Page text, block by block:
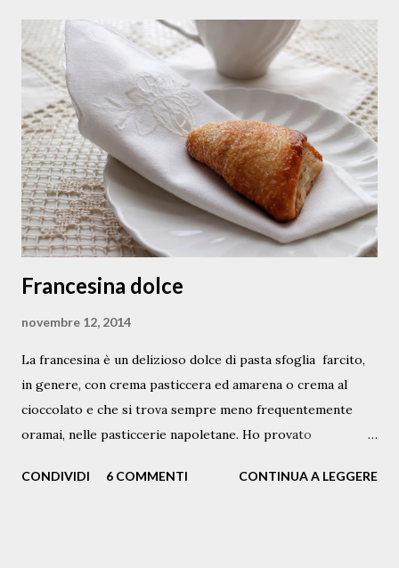
Ingredienti per 4 persone N.1 bottiglia e mezza di passata
di pomodoro 400 g di manzo tagliato a fette ( io chiedo al
mio macellaio Ciro il taglio adatto e disponibile ) N. 1
cipolla (ramata) olio extravergine q.b. vino q.b. Pecorino
Romano a pezzettini mezzo spicchio d’aglio un rametto di
prezzemolo fresco pinoli, una ventina passolini, 10 grammi
pepe nero ...
Francesina dolce
novembre 12, 2014
La francesina è un delizioso dolce di pasta sfoglia farcito,
in genere, con crema pasticcera ed amarena o crema al
cioccolato e che si trova sempre meno frequentemente
oramai, nelle pasticcerie napoletane. Ho provato
sfoglia inversa ( la pâte feuilletée inversée ) , la cui ricetta
CONDIVIDI 6 COMMENTI CONTINUA A LEGGERE